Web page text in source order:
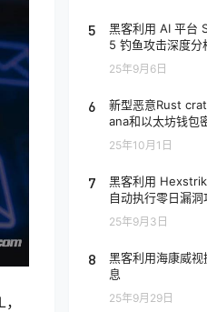
5
黑客利用 AI 平台
5 钓鱼攻击深度分
析】
25年9月6日
6
新型恶意Rust
ana和以太坊钱包
25年10月1日
7
黑客利用
自动执行零日漏洞
25年9月3日
8
黑客利用海康威
息
25年9月29日